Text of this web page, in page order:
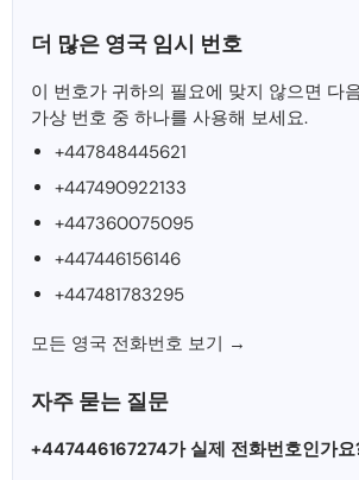
더 많은 영국 임시 번호
이 번호가 귀하의 필요에 맞지 않으면 다
가상 번호 중 하나를 사용해 보세요.
+447848445621
+447490922133
+447360075095
+447446156146
+447481783295
모든 영국 전화번호 보기 →
자주 묻는 질문
+447446167274가 실제 전화번호인가요